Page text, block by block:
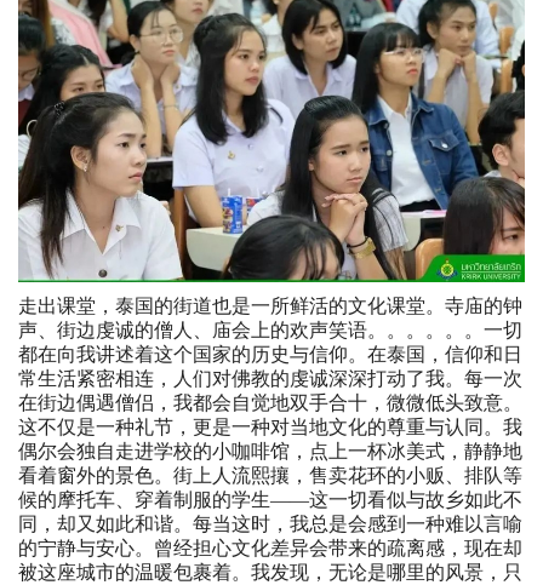
走出课堂，泰国的街道也是一所鲜活的文化课堂。寺庙的钟
声、街边虔诚的僧人、庙会上的欢声笑语。。。。。。一切
都在向我讲述着这个国家的历史与信仰。在泰国，信仰和日
常生活紧密相连，人们对佛教的虔诚深深打动了我。每一次
在街边偶遇僧侣，我都会自觉地双手合十，微微低头致意。
这不仅是一种礼节，更是一种对当地文化的尊重与认同。我
偶尔会独自走进学校的小咖啡馆，点上一杯冰美式，静静地
看着窗外的景色。街上人流熙攘，售卖花环的小贩、排队等
候的摩托车、穿着制服的学生——这一切看似与故乡如此不
同，却又如此和谐。每当这时，我总是会感到一种难以言喻
的宁静与安心。曾经担心文化差异会带来的疏离感，现在却
被这座城市的温暖包裹着。我发现，无论是哪里的风景，只